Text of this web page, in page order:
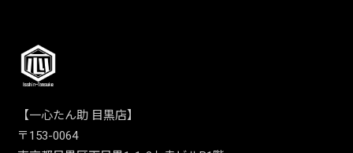
【一心たん助 目黒店】
〒153-0064